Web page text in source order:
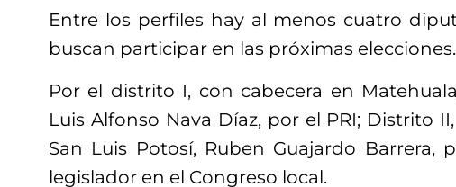
Entre los perfiles hay al menos cuatro
buscan participar en las próximas elecciones.
Por el distrito I, con cabecera en
Luis Alfonso Nava Díaz, por el PRI; Distrito
San Luis Potosí, Ruben Guajardo Barrera,
legislador en el Congreso local.